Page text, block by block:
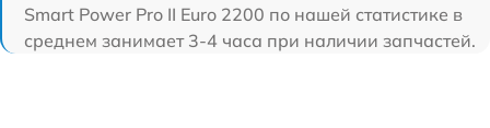
Smart Power Pro II Euro 2200 по нашей статистике в
среднем занимает 3-4 часа при наличии запчастей.